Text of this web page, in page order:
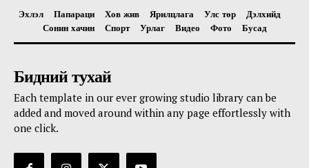
Эхлэл Папараци Хов жив Ярилцлага Улс төр
Дэлхийд
Сонин хачин
Спорт Урлаг Видео Фото Бусад
Бидний тухай
Each template in our ever growing studio library can be
added and moved around within any page effortlessly with
one click.